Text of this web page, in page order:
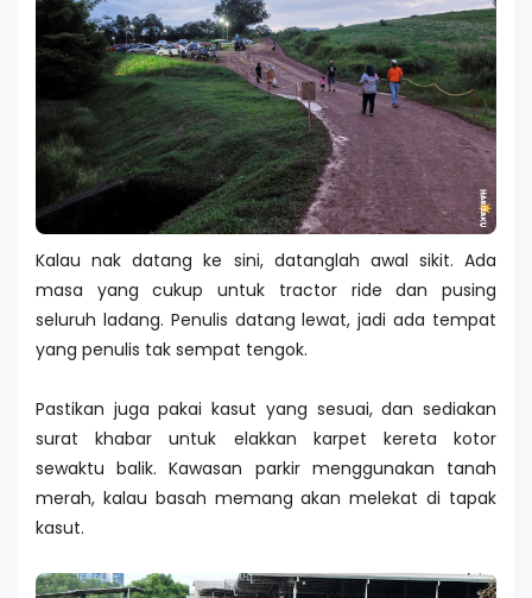
Kalau nak datang ke sini, datanglah awal sikit. Ada
masa yang cukup untuk tractor ride dan pusing
seluruh ladang. Penulis datang lewat, jadi ada tempat
yang penulis tak sempat tengok.
Pastikan juga pakai kasut yang sesuai, dan sediakan
surat khabar untuk elakkan karpet kereta kotor
sewaktu balik. Kawasan parkir menggunakan tanah
merah, kalau basah memang akan melekat di tapak
kasut.